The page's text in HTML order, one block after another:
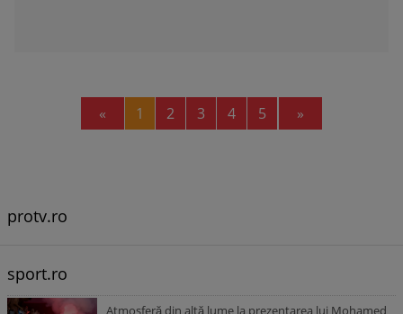
« Previous
1 2 3 4 5 »
protv.ro
sport.ro
Atmosferă din altă lume la prezentarea lui Mohamed